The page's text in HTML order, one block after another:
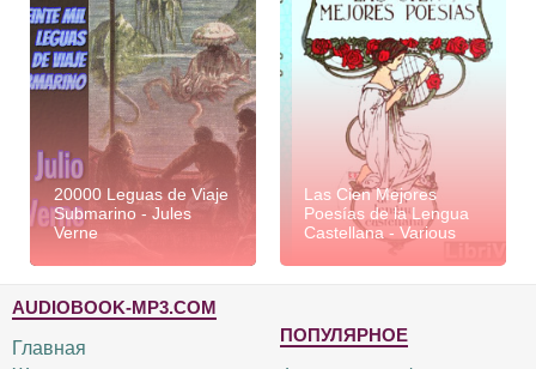
20000 Leguas de Viaje
Submarino - Jules
Verne
Las Cien Mejores
Poesías de la Lengua
Castellana - Various
AUDIOBOOK-MP3.COM
Главная
ПОПУЛЯРНОЕ